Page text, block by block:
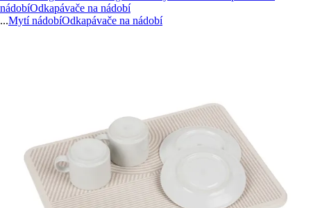
nádobíOdkapávače na nádobí
...Mytí nádobíOdkapávače na nádobí